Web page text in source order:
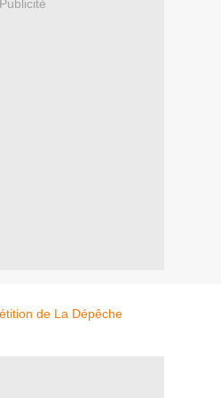
Publicité